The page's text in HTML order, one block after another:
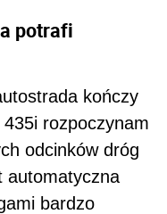
potrafi
kończy
rozpoczynam
odcinków dróg
automatyczna
bardzo